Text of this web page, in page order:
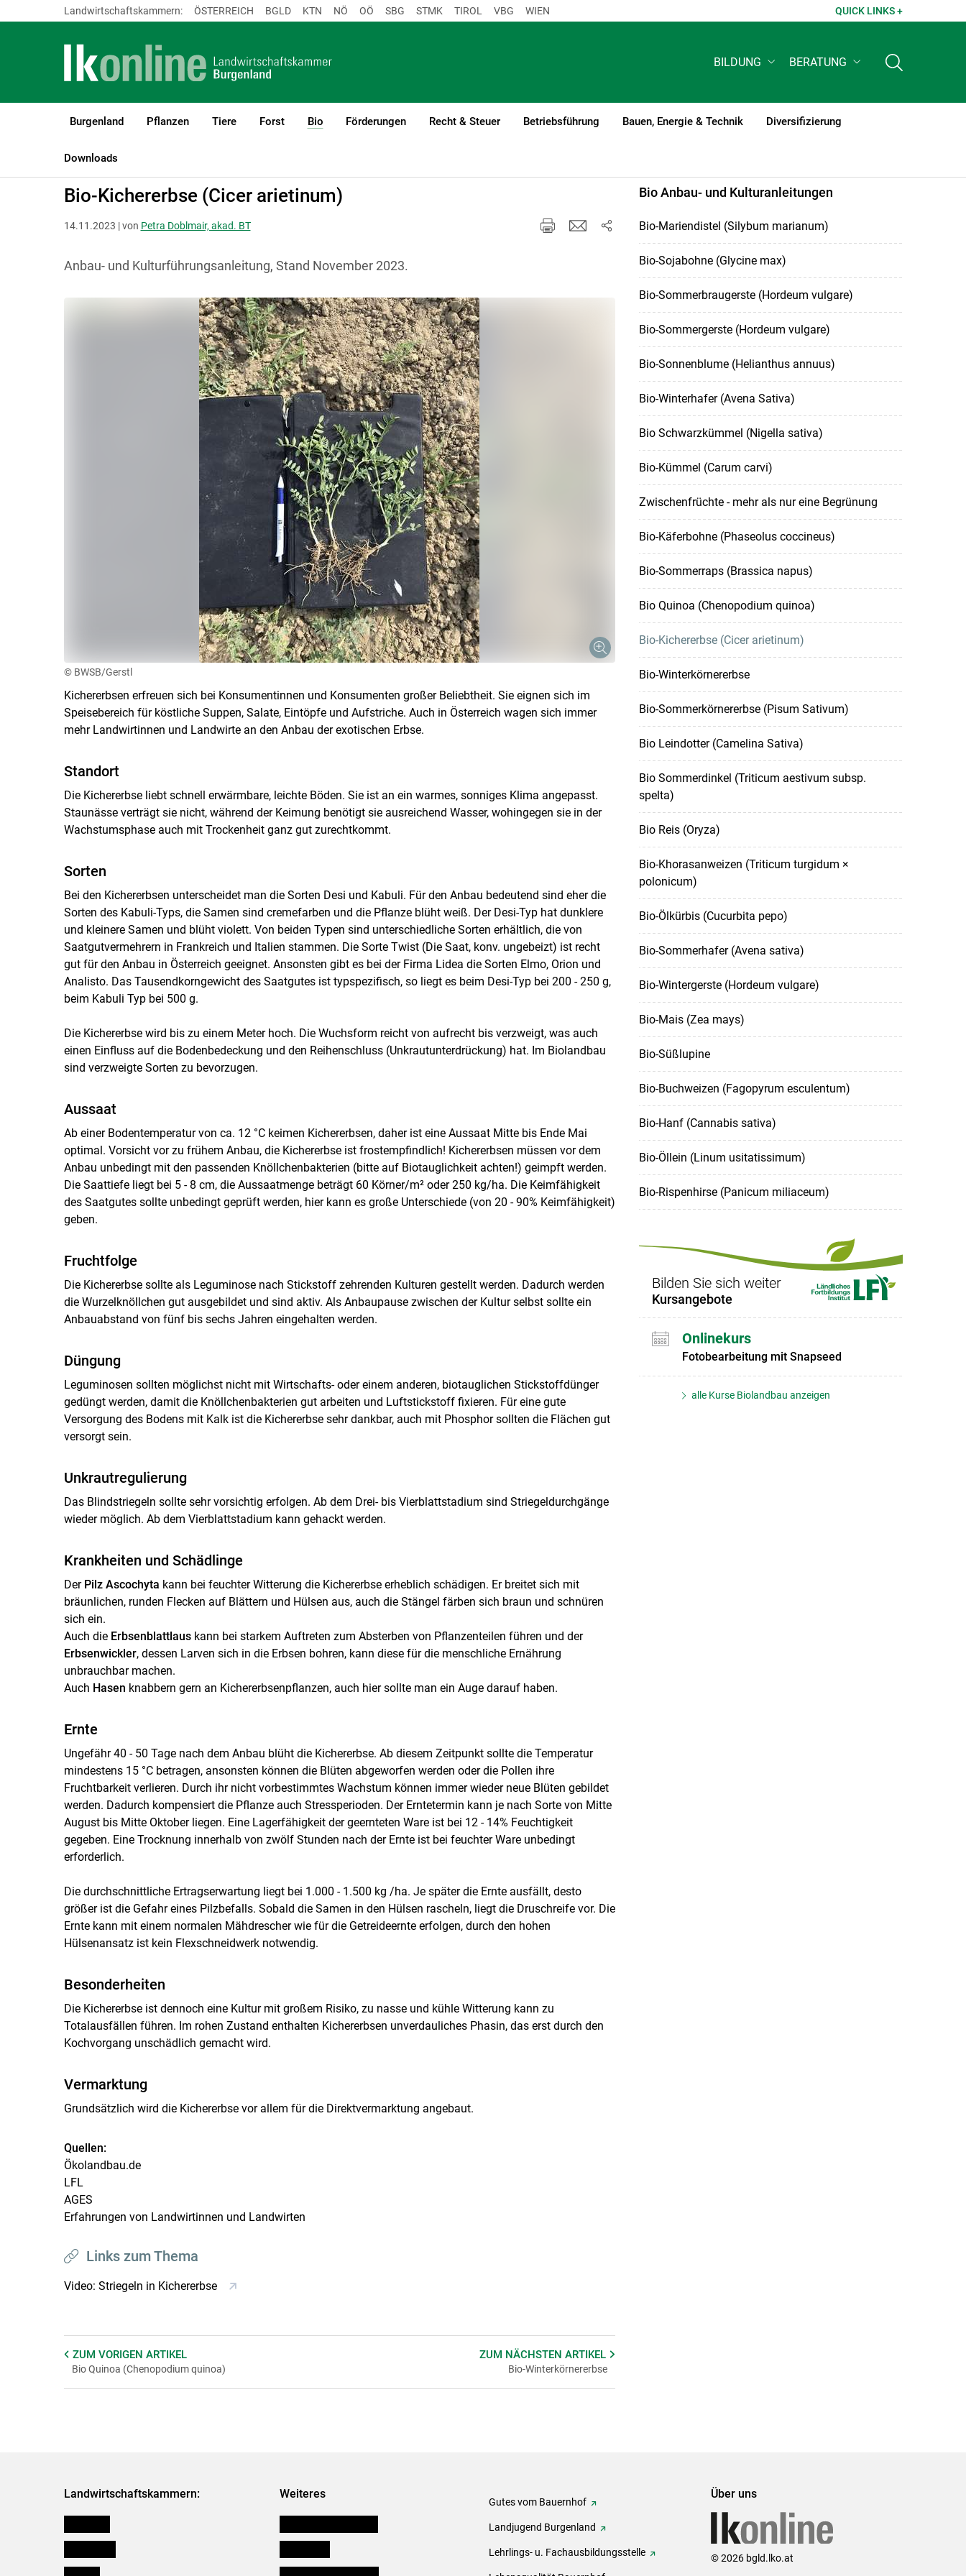
Landwirtschaftskammern: ÖSTERREICH BGLD KTN NÖ OÖ SBG STMK TIROL VBG WIEN QUICK LINKS +
BILDUNG BERATUNG
Burgenland Pflanzen Tiere Forst Bio
(current)1
Förderungen Recht & Steuer Betriebsführung Bauen, Energie & Technik Diversifizierung
Downloads
LK Burgenland
Bio-Kichererbse (Cicer arietinum)
14.11.2023 | von Petra Doblmair, akad. BT
Anbau- und Kulturführungsanleitung, Stand November 2023.
© BWSB/Gerstl
Kichererbsen erfreuen sich bei Konsumentinnen und Konsumenten großer Beliebtheit. Sie eignen sich im
Speisebereich für köstliche Suppen, Salate, Eintöpfe und Aufstriche. Auch in Österreich wagen sich immer
mehr Landwirtinnen und Landwirte an den Anbau der exotischen Erbse.
Standort
Die Kichererbse liebt schnell erwärmbare, leichte Böden. Sie ist an ein warmes, sonniges Klima angepasst.
Staunässe verträgt sie nicht, während der Keimung benötigt sie ausreichend Wasser, wohingegen sie in der
Wachstumsphase auch mit Trockenheit ganz gut zurechtkommt.
Sorten
Bei den Kichererbsen unterscheidet man die Sorten Desi und Kabuli. Für den Anbau bedeutend sind eher die
Sorten des Kabuli-Typs, die Samen sind cremefarben und die Pflanze blüht weiß. Der Desi-Typ hat dunklere
und kleinere Samen und blüht violett. Von beiden Typen sind unterschiedliche Sorten erhältlich, die von
Saatgutvermehrern in Frankreich und Italien stammen. Die Sorte Twist (Die Saat, konv. ungebeizt) ist recht
gut für den Anbau in Österreich geeignet. Ansonsten gibt es bei der Firma Lidea die Sorten Elmo, Orion und
Analisto. Das Tausendkorngewicht des Saatgutes ist typspezifisch, so liegt es beim Desi-Typ bei 200 - 250 g,
beim Kabuli Typ bei 500 g.
Die Kichererbse wird bis zu einem Meter hoch. Die Wuchsform reicht von aufrecht bis verzweigt, was auch
einen Einfluss auf die Bodenbedeckung und den Reihenschluss (Unkrautunterdrückung) hat. Im Biolandbau
sind verzweigte Sorten zu bevorzugen.
Aussaat
Ab einer Bodentemperatur von ca. 12 °C keimen Kichererbsen, daher ist eine Aussaat Mitte bis Ende Mai
optimal. Vorsicht vor zu frühem Anbau, die Kichererbse ist frostempfindlich! Kichererbsen müssen vor dem
Anbau unbedingt mit den passenden Knöllchenbakterien (bitte auf Biotauglichkeit achten!) geimpft werden.
Die Saattiefe liegt bei 5 - 8 cm, die Aussaatmenge beträgt 60 Körner/m² oder 250 kg/ha. Die Keimfähigkeit
des Saatgutes sollte unbedingt geprüft werden, hier kann es große Unterschiede (von 20 - 90% Keimfähigkeit)
geben.
Fruchtfolge
Die Kichererbse sollte als Leguminose nach Stickstoff zehrenden Kulturen gestellt werden. Dadurch werden
die Wurzelknöllchen gut ausgebildet und sind aktiv. Als Anbaupause zwischen der Kultur selbst sollte ein
Anbauabstand von fünf bis sechs Jahren eingehalten werden.
Düngung
Leguminosen sollten möglichst nicht mit Wirtschafts- oder einem anderen, biotauglichen Stickstoffdünger
gedüngt werden, damit die Knöllchenbakterien gut arbeiten und Luftstickstoff fixieren. Für eine gute
Versorgung des Bodens mit Kalk ist die Kichererbse sehr dankbar, auch mit Phosphor sollten die Flächen gut
versorgt sein.
Unkrautregulierung
Das Blindstriegeln sollte sehr vorsichtig erfolgen. Ab dem Drei- bis Vierblattstadium sind Striegeldurchgänge
wieder möglich. Ab dem Vierblattstadium kann gehackt werden.
Krankheiten und Schädlinge
Der Pilz Ascochyta kann bei feuchter Witterung die Kichererbse erheblich schädigen. Er breitet sich mit
bräunlichen, runden Flecken auf Blättern und Hülsen aus, auch die Stängel färben sich braun und schnüren
sich ein.
Auch die Erbsenblattlauskann bei starkem Auftreten zum Absterben von Pflanzenteilen führen und der
Erbsenwickler, dessen Larven sich in die Erbsen bohren, kann diese für die menschliche Ernährung
unbrauchbar machen.
Auch Hasen knabbern gern an Kichererbsenpflanzen, auch hier sollte man ein Auge darauf haben.
Ernte
Ungefähr 40 - 50 Tage nach dem Anbau blüht die Kichererbse. Ab diesem Zeitpunkt sollte die Temperatur
mindestens 15 °C betragen, ansonsten können die Blüten abgeworfen werden oder die Pollen ihre
Fruchtbarkeit verlieren. Durch ihr nicht vorbestimmtes Wachstum können immer wieder neue Blüten gebildet
werden. Dadurch kompensiert die Pflanze auch Stressperioden. Der Erntetermin kann je nach Sorte von Mitte
August bis Mitte Oktober liegen. Eine Lagerfähigkeit der geernteten Ware ist bei 12 - 14% Feuchtigkeit
gegeben. Eine Trocknung innerhalb von zwölf Stunden nach der Ernte ist bei feuchter Ware unbedingt
erforderlich.
Die durchschnittliche Ertragserwartung liegt bei 1.000 - 1.500 kg /ha. Je später die Ernte ausfällt, desto
größer ist die Gefahr eines Pilzbefalls. Sobald die Samen in den Hülsen rascheln, liegt die Druschreife vor. Die
Ernte kann mit einem normalen Mähdrescher wie für die Getreideernte erfolgen, durch den hohen
Hülsenansatz ist kein Flexschneidwerk notwendig.
Besonderheiten
Die Kichererbse ist dennoch eine Kultur mit großem Risiko, zu nasse und kühle Witterung kann zu
Totalausfällen führen. Im rohen Zustand enthalten Kichererbsen unverdauliches Phasin, das erst durch den
Kochvorgang unschädlich gemacht wird.
Vermarktung
Grundsätzlich wird die Kichererbse vor allem für die Direktvermarktung angebaut.
Quellen:
Ökolandbau.de
LFL
AGES
Erfahrungen von Landwirtinnen und Landwirten
Links zum Thema
Video: Striegeln in Kichererbse
ZUM VORIGEN ARTIKEL
Bio Quinoa (Chenopodium quinoa)
ZUM NÄCHSTENARTIKEL
Bio-Winterkörnererbse
Bio Anbau- und Kulturanleitungen
Bio-Mariendistel (Silybum marianum)
Bio-Sojabohne (Glycine max)
Bio-Sommerbraugerste (Hordeum vulgare)
Bio-Sommergerste (Hordeum vulgare)
Bio-Sonnenblume (Helianthus annuus)
Bio-Winterhafer (Avena Sativa)
Bio Schwarzkümmel (Nigella sativa)
Bio-Kümmel (Carum carvi)
Zwischenfrüchte - mehr als nur eine Begrünung
Bio-Käferbohne (Phaseolus coccineus)
Bio-Sommerraps (Brassica napus)
Bio Quinoa (Chenopodium quinoa)
Bio-Kichererbse (Cicer arietinum)
Bio-Winterkörnererbse
Bio-Sommerkörnererbse (Pisum Sativum)
Bio Leindotter (Camelina Sativa)
Bio Sommerdinkel (Triticum aestivum subsp.
spelta)
Bio Reis (Oryza)
Bio-Khorasanweizen (Triticum turgidum ×
polonicum)
Bio-Ölkürbis (Cucurbita pepo)
Bio-Sommerhafer (Avena sativa)
Bio-Wintergerste (Hordeum vulgare)
Bio-Mais (Zea mays)
Bio-Süßlupine
Bio-Buchweizen (Fagopyrum esculentum)
Bio-Hanf (Cannabis sativa)
Bio-Öllein (Linum usitatissimum)
Bio-Rispenhirse (Panicum miliaceum)
Bilden Sie sich weiter
Kursangebote
Onlinekurs
Fotobearbeitung mit Snapseed
alle Kurse Biolandbau anzeigen
Landwirtschaftskammern: Weiteres
Gutes vom Bauernhof
Landjugend Burgenland
Lehrlings- u. Fachausbildungsstelle
Über uns
© 2026 bgld.lko.at